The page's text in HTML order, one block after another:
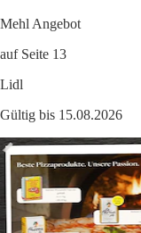
Mehl Angebot
auf Seite 13
Lidl
Gültig bis 15.08.2026